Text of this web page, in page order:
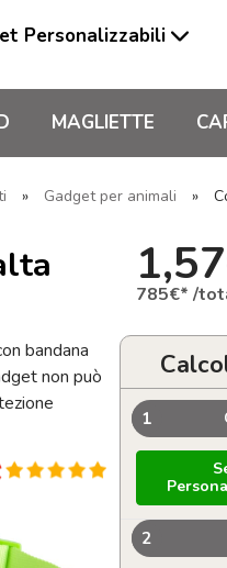
Personalizzabili
MAGLIETTE
» Gadget per animali »
bandana
non può
785€* /
1
2